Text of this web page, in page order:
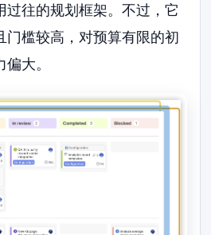
过往的规划框架。不过，它
门槛较高，对预算有限的初
大。